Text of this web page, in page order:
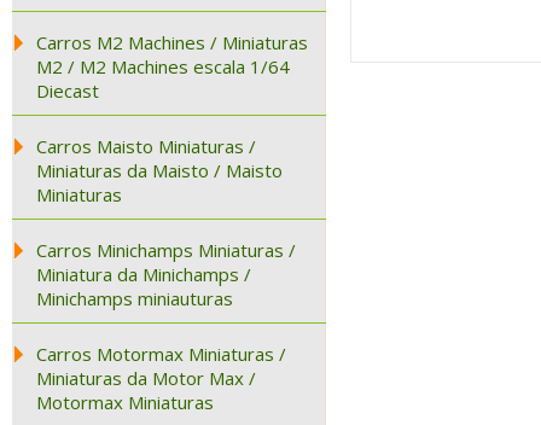
Carros M2 Machines / Miniaturas
M2 / M2 Machines escala 1/64
Diecast
Carros Maisto Miniaturas /
Miniaturas da Maisto / Maisto
Miniaturas
Carros Minichamps Miniaturas /
Miniatura da Minichamps /
Minichamps miniauturas
Carros Motormax Miniaturas /
Miniaturas da Motor Max /
Motormax Miniaturas